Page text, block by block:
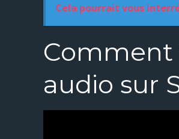
Cela pourrait vous
audio sur